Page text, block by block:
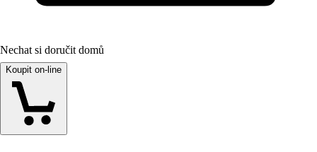
Nechat si doručit domů
Koupit on-line